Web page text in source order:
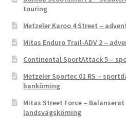
touring
Metzeler Karoo 4 Street –
Mitas Enduro Trail-ADV 2 –
Continental SportAttack 5 –
Metzeler Sportec 01 RS –
bankörning
Mitas Street Force –
landsvägskörning